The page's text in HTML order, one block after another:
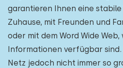
garantieren Ihnen eine
Zuhause, mit Freunden und
oder mit dem Word Wide
Informationen verfügbar sind.
Netz jedoch nicht immer so